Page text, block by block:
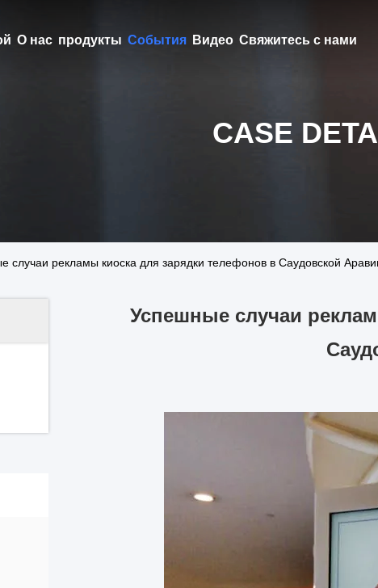
О нас продукты События Видео Свяжитесь с нами
CASE
случаи рекламы киоска для зарядки телефонов в Саудовской
Успешные случаи